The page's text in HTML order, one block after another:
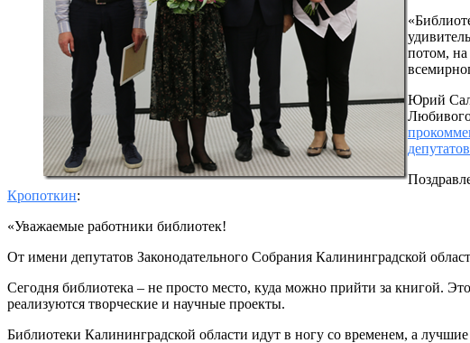
потом, на
Юрий
Любивого
депутатов
Кропоткин:
«Уважаемые работники библиотек!
От имени депутатов Законодательного Собрания Калининградской
Сегодня библиотека – не просто место, куда можно прийти за книгой.
реализуются творческие и научные проекты.
Библиотеки Калининградской области идут в ногу со временем, а